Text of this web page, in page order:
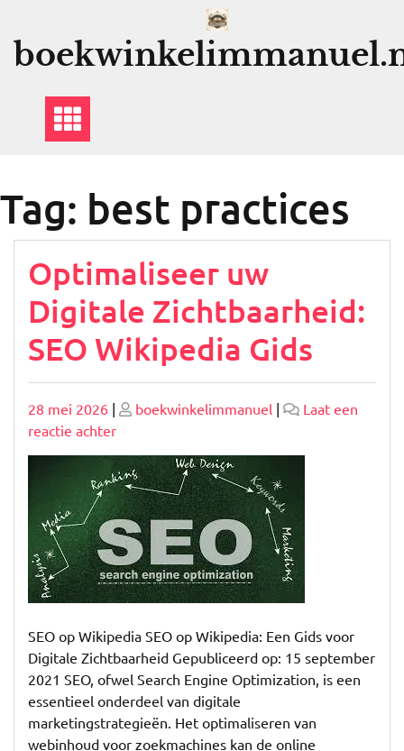
Tag: best practices
Optimaliseer uw
Digitale Zichtbaarheid:
SEO Wikipedia Gids
Geplaatst
op
28 mei 2026 | Geplaatst
boekwinkelimmanuel |
Laat een
reactie achterop
Optimaliseer
uw
Digitale
Zichtbaarheid:
SEO
Wikipedia
Gids
SEO op Wikipedia SEO op Wikipedia: Een Gids voor
Digitale Zichtbaarheid Gepubliceerd op: 15 september
2021 SEO, ofwel Search Engine Optimization, is een
essentieel onderdeel van digitale
marketingstrategieën. Het optimaliseren van
webinhoud voor zoekmachines kan de online